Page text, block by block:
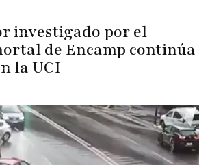
investigado por el
de Encamp continúa
la UCI